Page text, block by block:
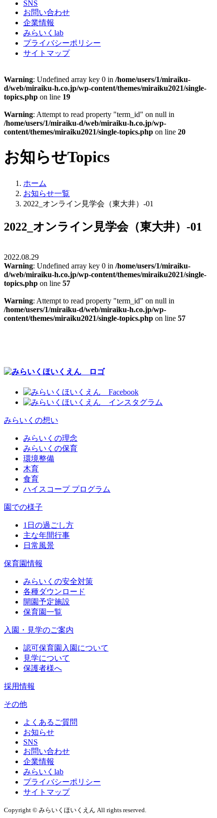
SNS
お問い合わせ
企業情報
みらいくlab
プライバシーポリシー
サイトマップ
Warning: Undefined array key 0 in /home/users/1/miraiku-
d/web/miraiku-h.co.jp/wp-content/themes/miraiku2021/single-
topics.php on line 19
Warning: Attempt to read property "term_id" on null in
/home/users/1/miraiku-d/web/miraiku-h.co.jp/wp-
content/themes/miraiku2021/single-topics.php on line 20
お知らせTopics
ホーム
お知らせ一覧
2022_オンライン見学会（東大井）-01
2022_オンライン見学会（東大井）-01
2022.08.29
Warning: Undefined array key 0 in /home/users/1/miraiku-
d/web/miraiku-h.co.jp/wp-content/themes/miraiku2021/single-
topics.php on line 57
Warning: Attempt to read property "term_id" on null in
/home/users/1/miraiku-d/web/miraiku-h.co.jp/wp-
content/themes/miraiku2021/single-topics.php on line 57
みらいくの想い
みらいくの理念
みらいくの保育
環境整備
木育
食育
ハイスコープ プログラム
園での様子
1日の過ごし方
主な年間行事
日常風景
保育園情報
みらいくの安全対策
各種ダウンロード
開園予定施設
保育園一覧
入園・見学のご案内
認可保育園入園について
見学について
保護者様へ
採用情報
その他
よくあるご質問
お知らせ
SNS
お問い合わせ
企業情報
みらいくlab
プライバシーポリシー
サイトマップ
Copyright © みらいくほいくえん All rights reserved.